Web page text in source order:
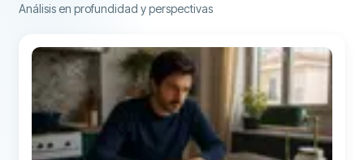
Análisis en profundidad y perspectivas